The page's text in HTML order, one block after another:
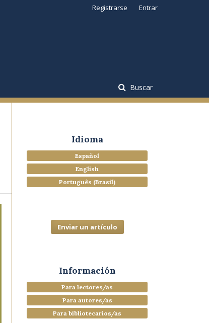
Buscar
Registrarse Entrar
Idioma
Español
English
Português (Brasil)
Enviar un artículo
Información
Para lectores/as
Para autores/as
Para bibliotecarios/as